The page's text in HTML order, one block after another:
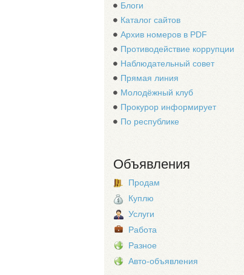
Блоги
Каталог сайтов
Архив номеров в PDF
Противодействие коррупции
Наблюдательный совет
Прямая линия
Молодёжный клуб
Прокурор информирует
По республике
Объявления
Продам
Куплю
Услуги
Работа
Разное
Авто-объявления